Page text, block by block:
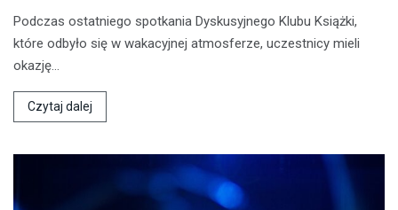
Podczas ostatniego spotkania Dyskusyjnego Klubu Książki,
które odbyło się w wakacyjnej atmosferze, uczestnicy mieli
okazję…
Czytaj dalej